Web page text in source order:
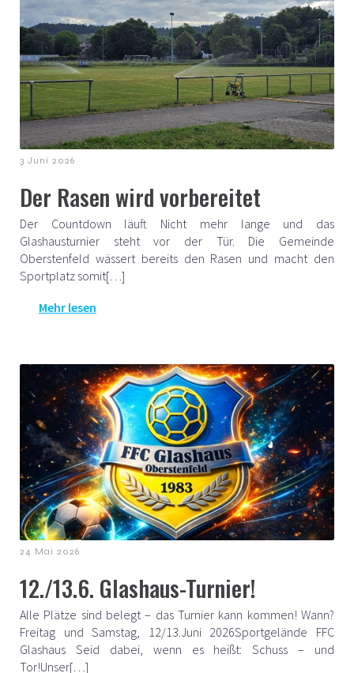
3 Juni 2026
Der Rasen wird vorbereitet
Der Countdown läuft Nicht mehr lange und das
Glashausturnier steht vor der Tür. Die Gemeinde
Oberstenfeld wässert bereits den Rasen und macht den
Sportplatz somit[…]
Mehr lesen
24 Mai 2026
12./13.6. Glashaus-Turnier!
Alle Plätze sind belegt – das Turnier kann kommen! Wann?
Freitag und Samstag, 12/13.Juni 2026Sportgelände FFC
Glashaus Seid dabei, wenn es heißt: Schuss – und
Tor!Unser[…]